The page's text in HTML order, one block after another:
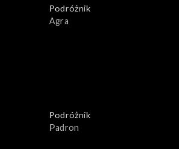
Podróżnik
Agra
Podróżnik
Padron